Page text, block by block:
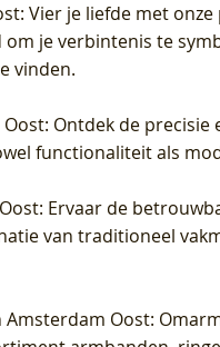
: Vier je liefde met
om je verbintenis te
vinden.
: Ontdek de
functionaliteit als
: Ervaar de
van traditioneel
Amsterdam Oost: